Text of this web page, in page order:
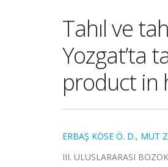
Tahıl ve
Yozgat’ta
product in
ERBAŞ KÖSE Ö. D., MUT
III. ULUSLARARASI